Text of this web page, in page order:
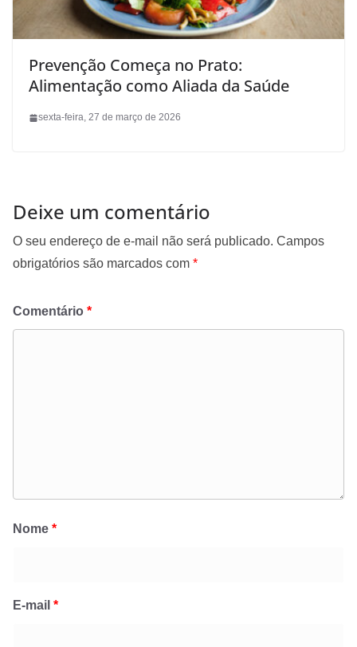
Prevenção Começa no Prato:
Alimentação como Aliada da Saúde
sexta-feira, 27 de março de 2026
Deixe um comentário
O seu endereço de e-mail não será publicado. Campos
obrigatórios são marcados com *
Comentário *
Nome *
E-mail *